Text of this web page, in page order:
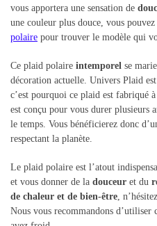
vous apportera une sensation de
une couleur plus douce, vous
polaire pour trouver le modèle qui
Ce plaid polaire intemporel se
décoration actuelle. Univers Plaid
c’est pourquoi ce plaid est fabriqué à
est conçu pour vous durer plusieurs
le temps. Vous bénéficierez donc
respectant la planète.
Le plaid polaire est l’atout
et vous donner de la douceur et du
de chaleur et de bien-être ,
Nous vous recommandons